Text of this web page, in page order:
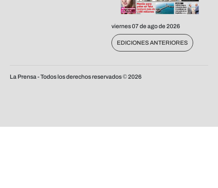
viernes 07 de ago de 2026
EDICIONES ANTERIORES
La Prensa - Todos los derechos reservados ©2026